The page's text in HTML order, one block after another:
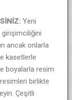
Yeni
ancak onlarla
kasetlerle
boyalarla resim
birlikte
Çeşitli